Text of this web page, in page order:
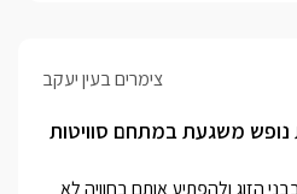
אורחים נוספים, כל אחד כולל מיטה
אוויר.
תוכלו להתפנק בבריכה גדולה
צימרים בעין יעקב
נופש משגעת במתחם סוויטות